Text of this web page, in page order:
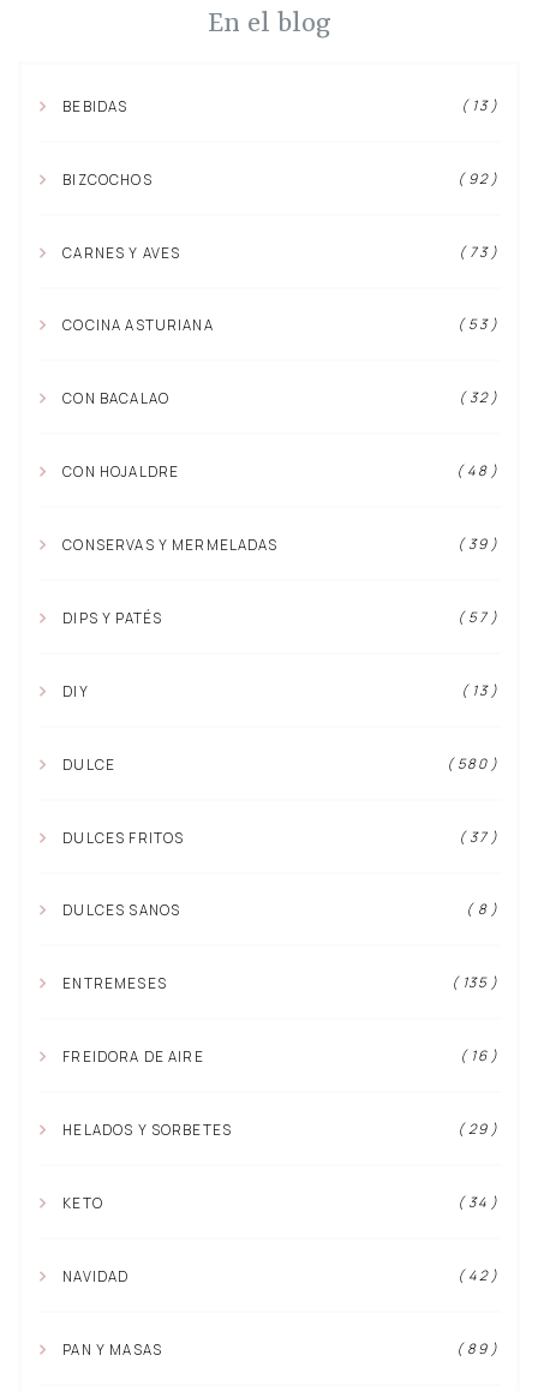
En el blog
BEBIDAS ( 13 )
BIZCOCHOS ( 92 )
CARNES Y AVES ( 73 )
COCINA ASTURIANA ( 53 )
CON BACALAO ( 32 )
CON HOJALDRE ( 48 )
CONSERVAS Y MERMELADAS ( 39 )
DIPS Y PATÉS ( 57 )
DIY ( 13 )
DULCE ( 580 )
DULCES FRITOS ( 37 )
DULCES SANOS ( 8 )
ENTREMESES ( 135 )
FREIDORA DE AIRE ( 16 )
HELADOS Y SORBETES ( 29 )
KETO ( 34 )
NAVIDAD ( 42 )
PAN Y MASAS ( 89 )